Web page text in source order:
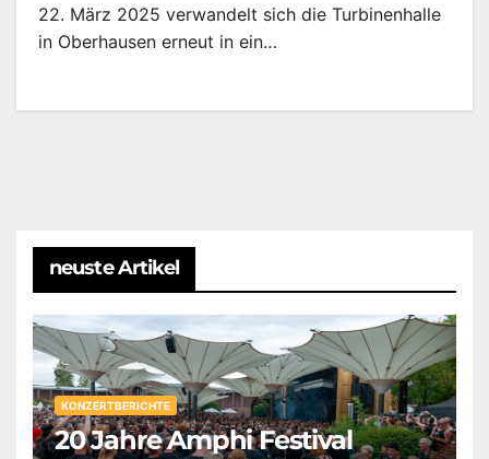
22. März 2025 verwandelt sich die Turbinenhalle
in Oberhausen erneut in ein…
neuste Artikel
KONZERTBERICHTE
20 Jahre Amphi Festival